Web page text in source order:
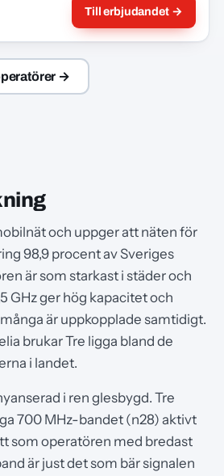
Till erbjudandet →
→
och uppger att näten för
98,9 procent av Sveriges
är som starkast i städer och
GHz ger hög kapacitet och
är uppkopplade samtidigt.
brukar Tre ligga bland de
i landet.
i ren glesbygd. Tre
700 MHz-bandet (n28) aktivt
som operatören med bredast
är just det som bär signalen